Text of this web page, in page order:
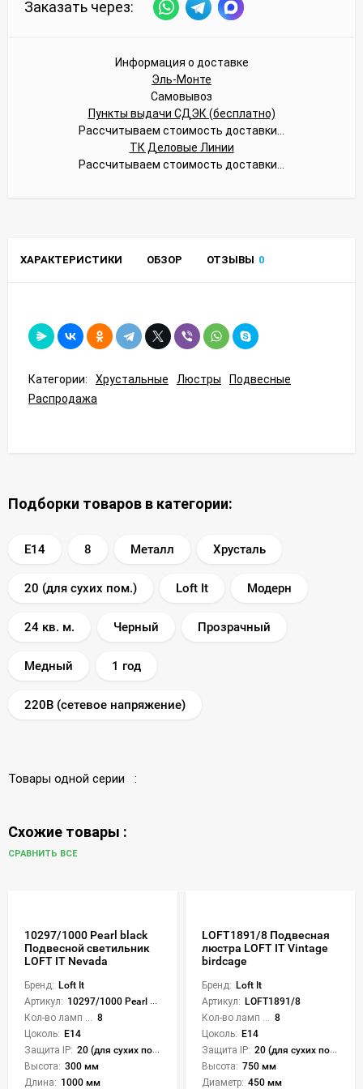
Заказать через:
Информация о доставке
Эль-Монте
Самовывоз
Пункты выдачи СДЭК (бесплатно)
Рассчитываем стоимость доставки...
ТК Деловые Линии
Рассчитываем стоимость доставки...
ХАРАКТЕРИСТИКИ ОБЗОР ОТЗЫВЫ 0
Категории: Хрустальные Люстры
Подвесные
Распродажа
Подборки товаров в категории:
E14 8 Металл Хрусталь
20 (для сухих пом.) Loft It Модерн
24 кв. м. Черный Прозрачный
Медный 1 год
220В (сетевое напряжение)
Товары одной серии :
Схожие товары :
СРАВНИТЬ ВСЕ
10297/1000 Pearl black
Подвесной светильник
LOFT IT Nevada
Бренд: Loft It
Артикул: 10297/1000 Pearl black
8
Цоколь: E14
Защита IP: 20 (для сухих пом.)
Высота: 300 мм
Длина: 1000 мм
LOFT1891/8 Подвесная
люстра LOFT IT Vintage
birdcage
Бренд: Loft It
Артикул: LOFT1891/8
8
Цоколь: E14
Защита IP: 20 (для сухих пом.)
Высота: 750 мм
Диаметр: 450 мм